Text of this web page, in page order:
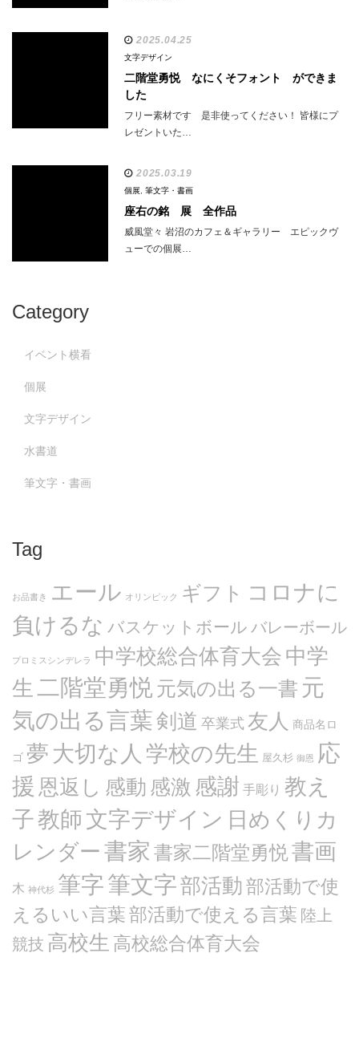
2025.04.25
文字デザイン
二階堂勇悦 なにくそフォント ができま
した
フリー素材です 是非使ってください！ 皆様にプ
レゼントいた…
2025.03.19
個展 筆文字・書画
座右の銘 展 全作品
威風堂々 岩沼のカフェ＆ギャラリー エピックヴ
ューでの個展…
Category
イベント横看
個展
文字デザイン
水書道
筆文字・書画
Tag
お品書き エール オリンピック ギフト コロナに
負けるな バスケットボール バレーボール
プロミスシンデレラ 中学校総合体育大会 中学
生 二階堂勇悦 元気の出る一書 元
気の出る言葉剣道 卒業式 友人 商品名ロ
ゴ 夢 大切な人 学校の先生 屋久杉 御恩
応
援 恩返し 感動 感激 感謝 手彫り 教え
子教師文字デザイン 日めくりカ
レンダー 書家 書家二階堂勇悦書画
木 神代杉 筆字筆文字部活動 部活動で使
えるいい言葉部活動で使える言葉 陸上
競技 高校生 高校総合体育大会